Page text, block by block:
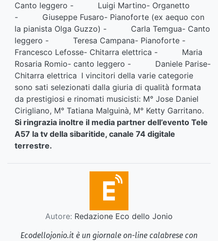
Canto leggero - Luigi Martino- Organetto
- Giuseppe Fusaro- Pianoforte (ex aequo con
la pianista Olga Guzzo) - Carla Temgua- Canto
leggero - Teresa Campana- Pianoforte -
Francesco Lefosse- Chitarra elettrica - Maria
Rosaria Romio- canto leggero - Daniele Parise-
Chitarra elettrica I vincitori della varie categorie
sono sati selezionati dalla giuria di qualità formata
da prestigiosi e rinomati musicisti: M° Jose Daniel
Cirigliano, M° Tatiana Malguinà, M° Ketty Garritano.
Si ringrazia inoltre il media partner dell’evento Tele
A57 la tv della sibaritide, canale 74 digitale
terrestre.
Autore: Redazione Eco dello Jonio
Ecodellojonio.it è un giornale on-line calabrese con